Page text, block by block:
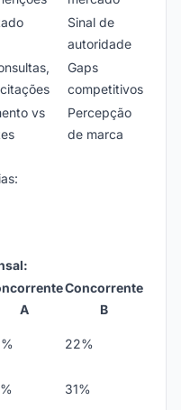
Sinal de
autoridade
Gaps
competitivos
vs
Percepção
de marca
A
Concorrente
B
22%
31%